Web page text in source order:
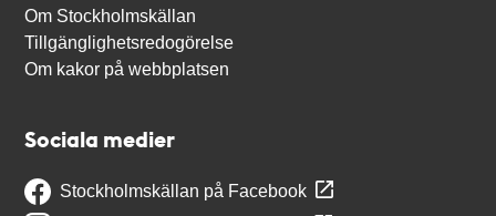
Om Stockholmskällan
Tillgänglighetsredogörelse
Om kakor på webbplatsen
Sociala medier
Stockholmskällan på Facebook